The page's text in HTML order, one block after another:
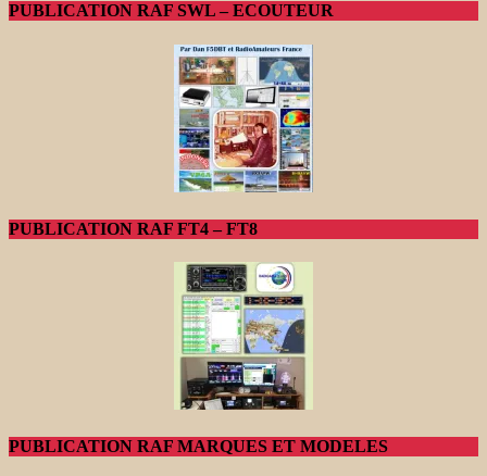
PUBLICATION RAF SWL – ECOUTEUR
PUBLICATION RAF FT4 – FT8
PUBLICATION RAF MARQUES ET MODELES